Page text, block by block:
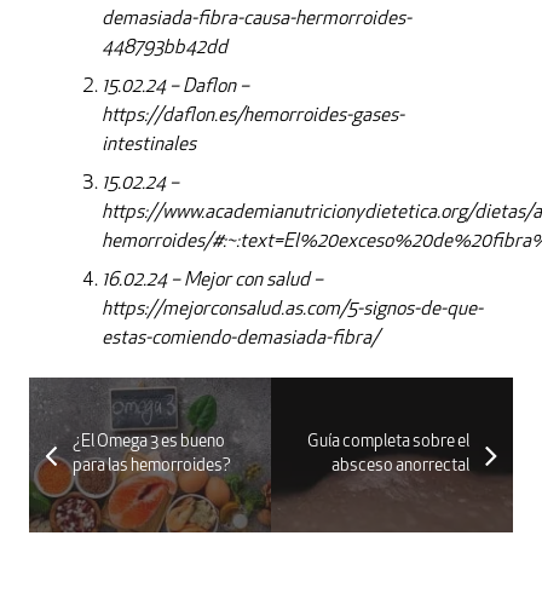
demasiada-fibra-causa-hermorroides-
448793bb42dd
15.02.24 – Daflon –
https://daflon.es/hemorroides-gases-
intestinales
15.02.24 –
https://www.academianutricionydietetica.org/dietas/
hemorroides/
16.02.24 – Mejor con salud –
https://mejorconsalud.as.com/5-signos-de-que-
estas-comiendo-demasiada-fibra/
¿El Omega 3 es bueno
para las hemorroides?
Guía completa sobre el
absceso anorrectal